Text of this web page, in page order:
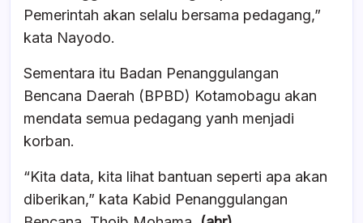
Pemerintah akan selalu bersama pedagang,”
kata Nayodo.
Sementara itu Badan Penanggulangan
Bencana Daerah (BPBD) Kotamobagu akan
mendata semua pedagang yanh menjadi
korban.
“Kita data, kita lihat bantuan seperti apa akan
diberikan,” kata Kabid Penanggulangan